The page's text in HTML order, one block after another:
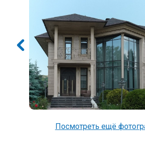
Посмотреть ещё